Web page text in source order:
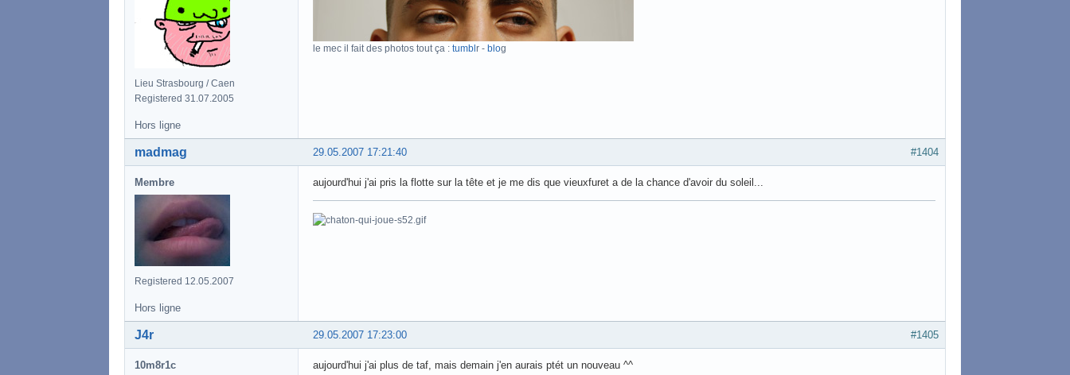
Lieu Strasbourg / Caen
Registered 31.07.2005
le mec il fait des photos tout ça : tumblr - blog
Hors ligne
#1404
29.05.2007 17:21:40
madmag
Membre
Registered 12.05.2007
aujourd'hui j'ai pris la flotte sur la tête et je me dis que vieuxfuret a de la chance d'avoir du soleil...
Hors ligne
#1405
29.05.2007 17:23:00
J4r
10m8r1c aujourd'hui j'ai plus de taf, mais demain j'en aurais ptét un nouveau ^^